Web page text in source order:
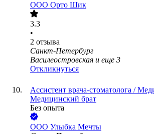
ООО Орто Шик
3.3
•
2 отзыва
Санкт-Петербург
Василеостровская и еще 3
Откликнуться
Ассистент врача-стоматолога /
Медицинский брат
Без опыта
ООО Улыбка Мечты